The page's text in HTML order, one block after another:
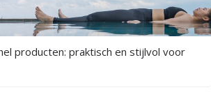
producten: praktisch en stijlvol voor